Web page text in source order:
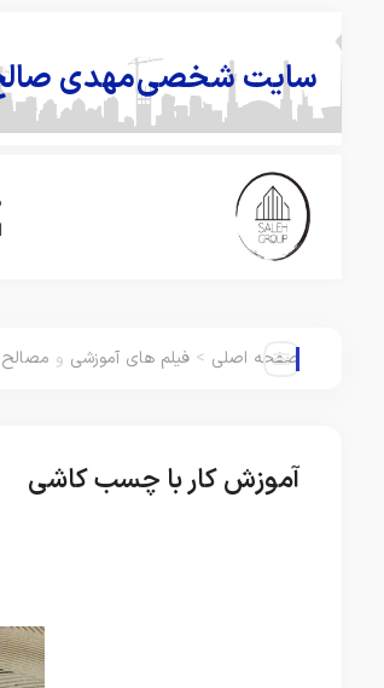
سایت شخصیمهدی
صفحه اصلی > فیلم های آموزشی و
آموزش کار با چسب کاشی